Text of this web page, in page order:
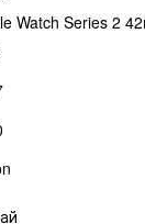
Watch Series 2